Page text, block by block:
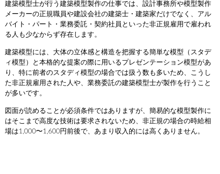
建築模型士が行う建築模型製作の仕事では、設計事務所や模型製作
メーカーの正規職員や建設会社の建築士・建築家だけでなく、アル
バイト・パート・業務委託・契約社員といった非正規雇用で雇われ
る人も少なからず存在します。
建築模型には、大体の立体感と構造を把握する簡単な模型（スタデ
ィ模型）と本格的な提案の際に用いるプレゼンテーション模型があ
り、特に前者のスタディ模型の場合では扱う数も多いため、こうし
た非正規雇用された人や、業務委託の建築模型士が製作を行うこと
が多いです。
図面が読めることが必須条件ではありますが、簡易的な模型製作に
はそこまで高度な技術は要求されないため、非正規の場合の時給相
場は1,000〜1,600円前後で、あまり収入的には高くありません。